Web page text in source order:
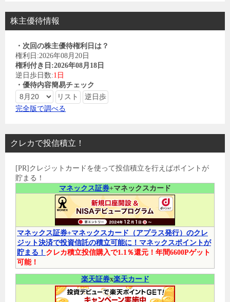
株主優待情報
・次回の株主優待権利日は？
権利日:2026年08月20日
権利付き日:2026年08月18日
逆日歩日数:1日
・優待内容簡易チェック
完全版で調べる
クレカで投信積立！
[PR]クレジットカードを使って投信積立を行えばポイントが
貯まる！
マネックス証券+マネックスカード
マネックス証券+マネックスカード（アプラス発行）のクレ
ジット決済で投資信託の積立可能に！マネックスポイントが
貯まる！ クレカ積立投信購入で1.1％還元！年間6600Pゲット
可能！
楽天証券x楽天カード